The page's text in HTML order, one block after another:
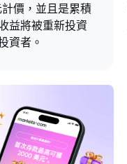
價，並且是累積
益將被重新投資
資者。